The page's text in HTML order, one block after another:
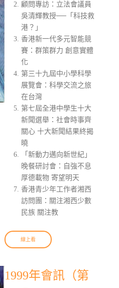
顧問專訪：立法會議員
吳清輝教授──「科技救
港？」
香港新一代多元智能競
賽：群策群力 創意實體
化
第三十九屆中小學科學
展覽會：科學交流之旅
在台灣
第七屆全港中學生十大
新聞選舉：社會時事齊
關心 十大新聞結果終揭
曉
「新動力邁向新世紀」
晚餐研討會：自強不息
厚德載物 寄望明天
香港青少年工作者湘西
訪問團：關注湘西少數
民族 關注教
線上看
1999年會訊（第